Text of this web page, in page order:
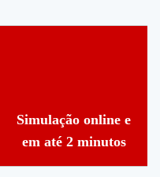
Simulação online e
em até 2 minutos